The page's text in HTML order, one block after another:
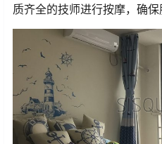
质齐全的技师进行按摩，确保